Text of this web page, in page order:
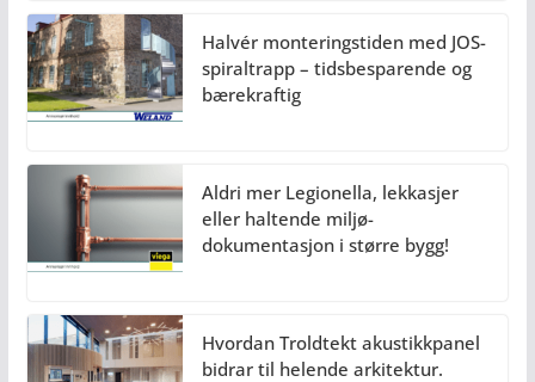
Halvér monteringstiden med JOS-
spiraltrapp – tidsbesparende og
bærekraftig
Aldri mer Legionella, lekkasjer
eller haltende miljø-
dokumentasjon i større bygg!
Hvordan Troldtekt akustikkpanel
bidrar til helende arkitektur.